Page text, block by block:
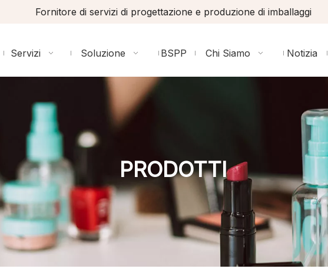
Fornitore di servizi di progettazione e produzione di imballaggi
Servizi Soluzione BSPP Chi Siamo Notizia
PRODOTTI